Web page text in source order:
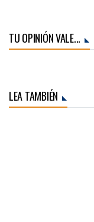
TU OPINIÓN VALE...
LEA TAMBIÉN